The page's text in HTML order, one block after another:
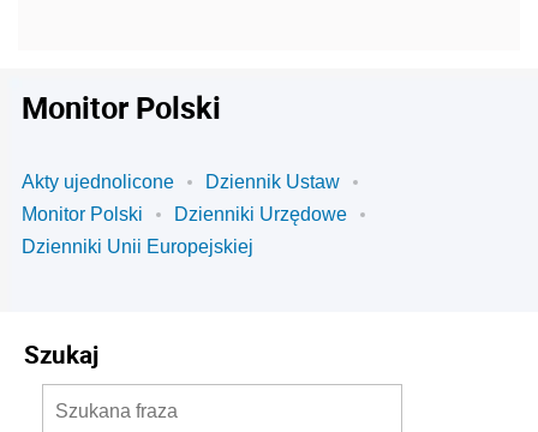
Monitor Polski
Akty ujednolicone
Dziennik Ustaw
Monitor Polski
Dzienniki Urzędowe
Dzienniki Unii Europejskiej
Szukaj